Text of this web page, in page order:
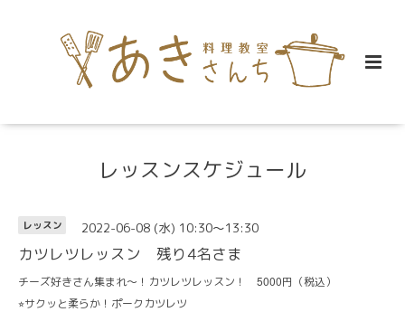
レッスンスケジュール
レッスン 2022-06-08 (水) 10:30～13:30
カツレツレッスン 残り4名さま
チーズ好きさん集まれ～！カツレツレッスン！ 5000円（税込）
⭐︎サクッと柔らか！ポークカツレツ